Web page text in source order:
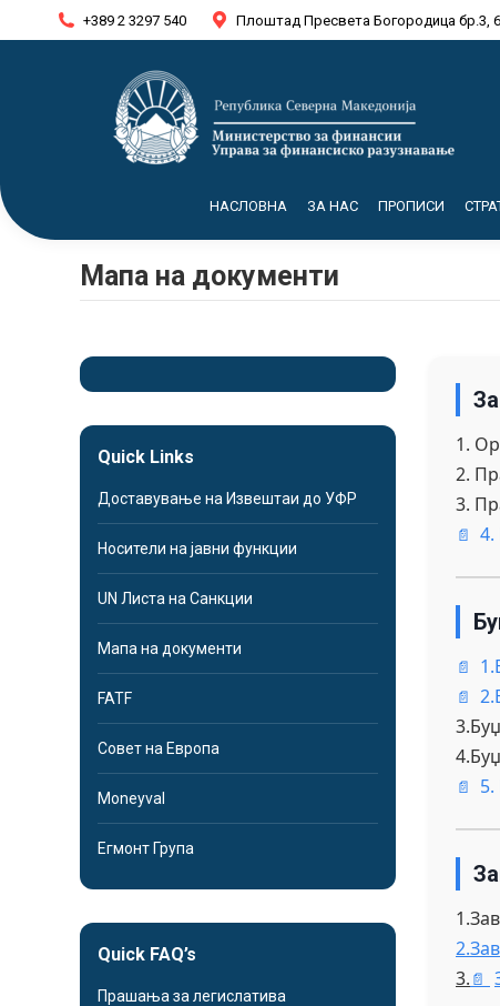
+389 2 3297 540 Плоштад Пресвета Богородица бр.3,
НАСЛОВНА ЗА НАС ПРОПИСИ
Мапа на документи
1.
2.
3.
4.
3.
Quick Links
Доставување на Извештаи до УФР
Носители на јавни функции
UN Листа на Санкции
Мапа на документи
FATF
Совет на Европа
Moneyval
Егмонт Група
Quick FAQ’s
Прашања за легислатива